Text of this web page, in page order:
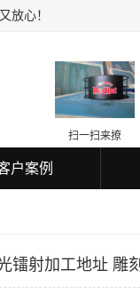
放心！
扫一扫来撩
户案例
镭射加工地址 雕